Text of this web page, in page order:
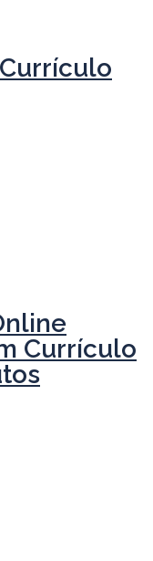
Currículo